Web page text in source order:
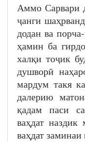
Аммо Сарвари
ҷанги
додан ва
ҳамин ба
халқи тоҷик
душворӣ
мардум такя
далерию
қадам паси
ваҳдат наздик
ваҳдат